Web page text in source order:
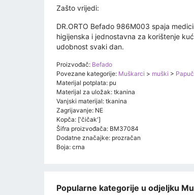
Zašto vrijedi:
DR.ORTO Befado 986M003 spaja
higijenska i jednostavna za korištenje
udobnost svaki dan.
Proizvođač: Befado
Povezane kategorije: Muškarci > muški >
Materijal potplata: pu
Materijal za uložak: tkanina
Vanjski materijal: tkanina
Zagrijavanje: NE
Kopča: ['čičak']
Šifra proizvođača: BM37084
Dodatne značajke: prozračan
Boja: crna
Popularne kategorije u odjeljku